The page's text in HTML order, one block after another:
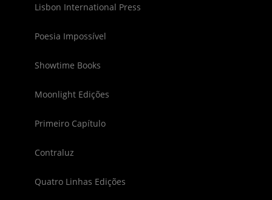
Lisbon International Press
Poesia Impossível
Showtime Books
Moonlight Edições
Primeiro Capítulo
Contraluz
Quatro Linhas Edições